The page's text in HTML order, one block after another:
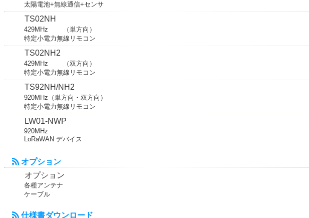
太陽電池+無線通信+センサ
TS02NH
429MHz （単方向）
特定小電力無線リモコン
TS02NH2
429MHz （双方向）
特定小電力無線リモコン
TS92NH/NH2
920MHz（単方向・双方向）
特定小電力無線リモコン
LW01-NWP
920MHz
LoRaWAN デバイス
オプション
オプション
各種アンテナ
ケーブル
仕様書ダウンロード